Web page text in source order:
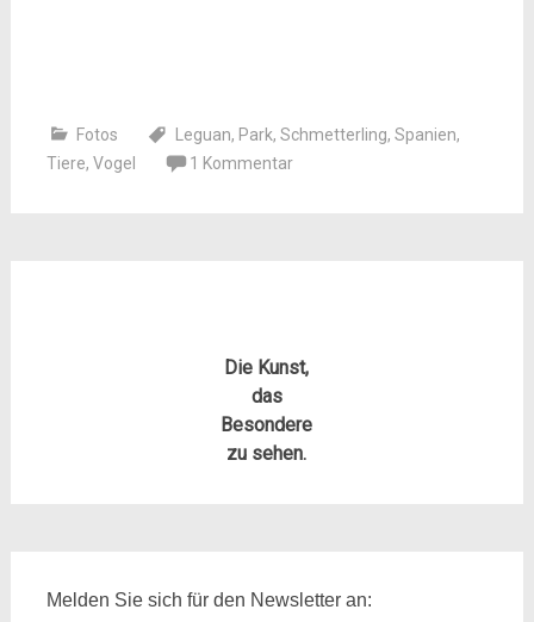
Fotos Leguan, Park, Schmetterling, Spanien,
Tiere, Vogel 1 Kommentar
Die Kunst,
das
Besondere
zu sehen.
Melden Sie sich für den Newsletter an: